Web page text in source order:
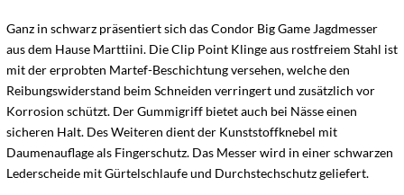
Ganz in schwarz präsentiert sich das Condor Big Game Jagdmesser
aus dem Hause Marttiini. Die Clip Point Klinge aus rostfreiem Stahl ist
mit der erprobten Martef-Beschichtung versehen, welche den
Reibungswiderstand beim Schneiden verringert und zusätzlich vor
Korrosion schützt. Der Gummigriff bietet auch bei Nässe einen
sicheren Halt. Des Weiteren dient der Kunststoffknebel mit
Daumenauflage als Fingerschutz. Das Messer wird in einer schwarzen
Lederscheide mit Gürtelschlaufe und Durchstechschutz geliefert.